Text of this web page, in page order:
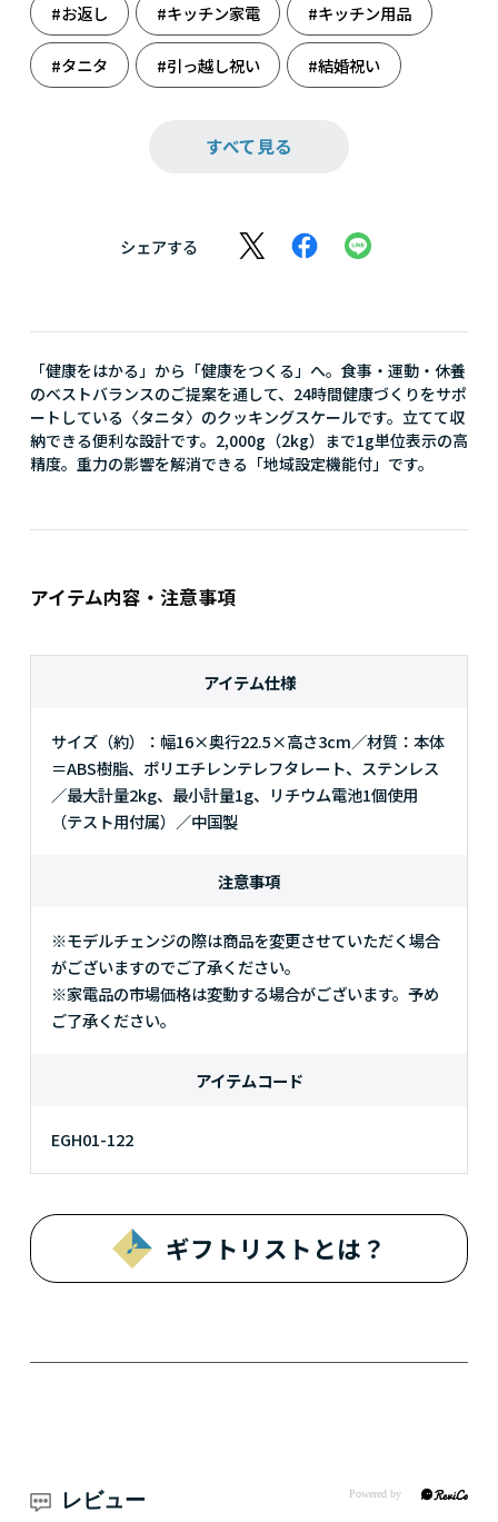
#お返し #キッチン家電 #キッチン用品
#タニタ #引っ越し祝い #結婚祝い
すべて見る
シェアする
「健康をはかる」から「健康をつくる」へ。食事・運動・休養
のベストバランスのご提案を通して、24時間健康づくりをサポ
ートしている〈タニタ〉のクッキングスケールです。立てて収
納できる便利な設計です。2,000g（2kg）まで1g単位表示の高
精度。重力の影響を解消できる「地域設定機能付」です。
アイテム内容・注意事項
アイテム仕様
サイズ（約）：幅16×奥行22.5×高さ3cm／材質：本体
＝ABS樹脂、ポリエチレンテレフタレート、ステンレス
／最大計量2kg、最小計量1g、リチウム電池1個使用
（テスト用付属）／中国製
注意事項
※モデルチェンジの際は商品を変更させていただく場合
がございますのでご了承ください。
※家電品の市場価格は変動する場合がございます。予め
ご了承ください。
アイテムコード
EGH01-122
ギフトリストとは？
レビュー